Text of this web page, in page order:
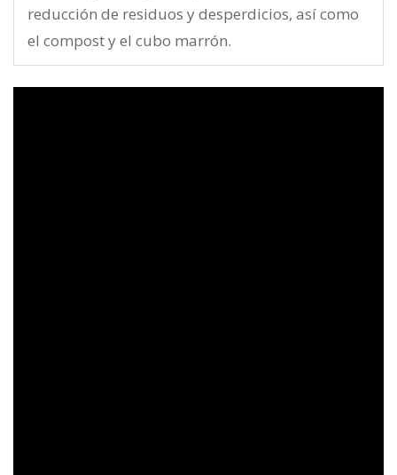
reducción de residuos y desperdicios, así como
el compost y el cubo marrón.